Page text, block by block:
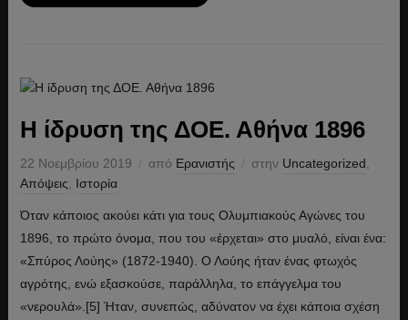
Η ίδρυση της ΔΟΕ. Αθήνα 1896
22 Νοεμβρίου 2019 από Ερανιστής στην Uncategorized
Απόψεις
Ιστορία
Όταν κάποιος ακούει κάτι για τους Ολυμπιακούς Αγώνες του
1896, το πρώτο όνομα, που του «έρχεται» στο μυαλό, είναι ένα:
«Σπύρος Λούης» (1872-1940). Ο Λούης ήταν ένας φτωχός
αγρότης, ενώ εξασκούσε, παράλληλα, το επάγγελμα του
«νερουλά».[5] Ήταν, συνεπώς, αδύνατον να έχει κάποια σχέση